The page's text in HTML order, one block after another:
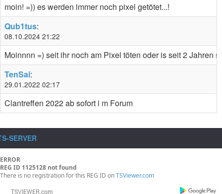
moin! =)) es werden immer noch pixel getötet...!
Qub1tus:
08.10.2024 21:22
Moinnnn =) seit ihr noch am Pixel töten oder is seit 2 Jahren
TenSai:
29.01.2022 02:17
Clantreffen 2022 ab sofort i m Forum
SERVER
ERROR
REG ID 1125128 not found
There is no registration for this REG ID onTSViewer.com